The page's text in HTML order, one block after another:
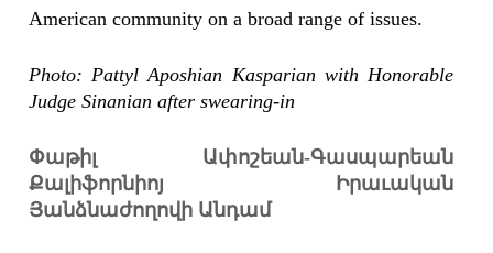
American community on a broad range of issues.
Photo: Pattyl Aposhian Kasparian with Honorable
Judge Sinanian after swearing-in
Փաթիլ Ափոշեան-Գասպարեան
Քալիֆորնիոյ Իրաւական
Յանձնաժողովի Անդամ